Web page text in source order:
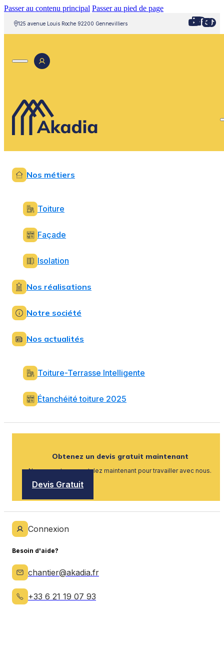
Passer au contenu principal Passer au pied de page
125 avenue Louis Roche 92200 Gennevilliers
Nos métiers
Toiture
Façade
Isolation
Nos réalisations
Notre société
Nos actualités
Toiture-Terrasse Intelligente
Étanchéité toiture 2025
Obtenez un devis gratuit maintenant
Nous recrutons, postulez maintenant pour travailler avec nous.
Devis Gratuit
Connexion
Besoin d'aide?
chantier@akadia.fr
+33 6 21 19 07 93